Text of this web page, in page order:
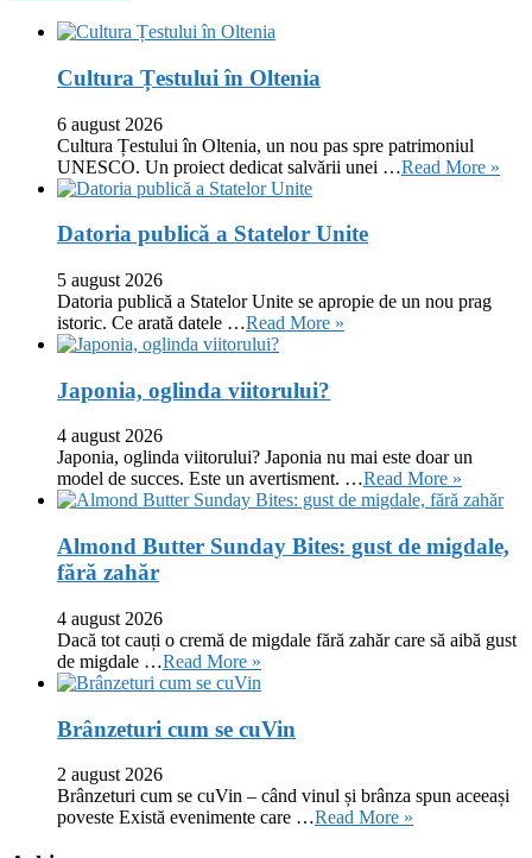
Cultura Țestului în Oltenia
6 august 2026
Cultura Țestului în Oltenia, un nou pas spre patrimoniul
UNESCO. Un proiect dedicat salvării unei …Read More »
Datoria publică a Statelor Unite
5 august 2026
Datoria publică a Statelor Unite se apropie de un nou prag
istoric. Ce arată datele …Read More »
Japonia, oglinda viitorului?
4 august 2026
Japonia, oglinda viitorului? Japonia nu mai este doar un
model de succes. Este un avertisment. …Read More »
Almond Butter Sunday Bites: gust de migdale,
fără zahăr
4 august 2026
Dacă tot cauți o cremă de migdale fără zahăr care să aibă gust
de migdale …Read More »
Brânzeturi cum se cuVin
2 august 2026
Brânzeturi cum se cuVin – când vinul și brânza spun aceeași
poveste Există evenimente care …Read More »